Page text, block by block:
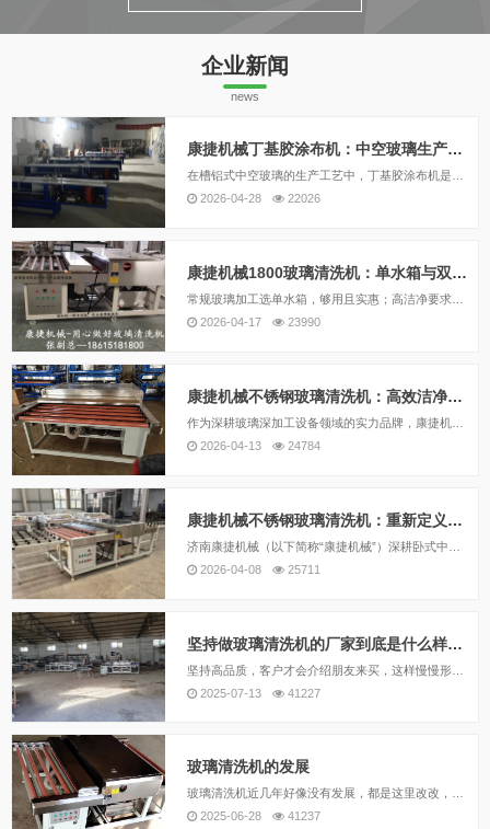
企业新闻
news
康捷机械丁基胶涂布机：中空玻璃生产的稳定之选
2026-04-28
22026
康捷机械1800玻璃清洗机：单水箱与双水箱配置怎么选？
2026-04-17
23990
康捷机械不锈钢玻璃清洗机：高效洁净，赋能玻璃深加工升级
2026-04-13
24784
康捷机械不锈钢玻璃清洗机：重新定义卧式玻璃清洗的高效与耐用
2026-04-08
25711
坚持做玻璃清洗机的厂家到底是什么样子的
2025-07-13
41227
玻璃清洗机的发展
2025-06-28
41237